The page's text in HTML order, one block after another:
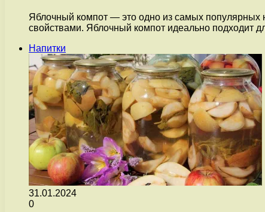
Яблочный компот — это одно из самых популярных
свойствами. Яблочный компот идеально подходит
Напитки
31.01.2024
0